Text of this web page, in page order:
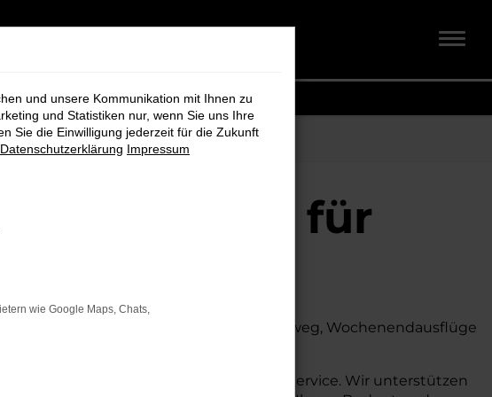
+ Koch für
suchen. Ob für den täglichen Arbeitsweg, Wochenendausflüge
Stadt als auch auf dem Land glänzt.
auch umfassende Beratung und Service. Wir unterstützen
und unsere Kommunikation mit Ihnen zu
und Statistiken nur, wenn Sie uns Ihre
Sie die Einwilligung jederzeit für die Zukunft
Datenschutzerklärung Impressum
wie Google Maps, Chats,